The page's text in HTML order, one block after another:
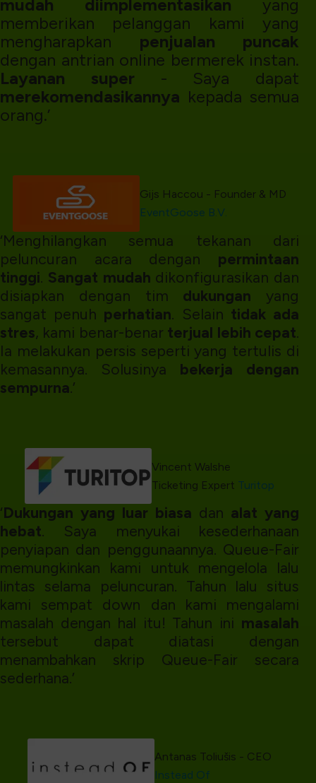
mudah diimplementasikan yang
memberikan pelanggan kami yang
mengharapkan penjualan puncak
dengan antrian online bermerek instan.
Layanan super - Saya dapat
merekomendasikannya kepada semua
orang.’
Gijs Haccou - Founder & MD
EventGoose B.V.
‘Menghilangkan semua tekanan dari
peluncuran acara dengan permintaan
tinggi. Sangat mudah dikonfigurasikan dan
disiapkan dengan tim dukungan yang
sangat penuh perhatian. Selain tidak ada
stres, kami benar-benar terjual lebih cepat.
Ia melakukan persis seperti yang tertulis di
kemasannya. Solusinya bekerja dengan
sempurna.’
Vincent Walshe
Ticketing Expert Turitop
‘Dukungan yang luar biasa dan alat yang
hebat. Saya menyukai kesederhanaan
penyiapan dan penggunaannya. Queue-Fair
memungkinkan kami untuk mengelola lalu
lintas selama peluncuran. Tahun lalu situs
kami sempat down dan kami mengalami
masalah dengan hal itu! Tahun ini masalah
tersebut dapat diatasi dengan
menambahkan skrip Queue-Fair secara
sederhana.’
Antanas Toliušis - CEO
Instead Of